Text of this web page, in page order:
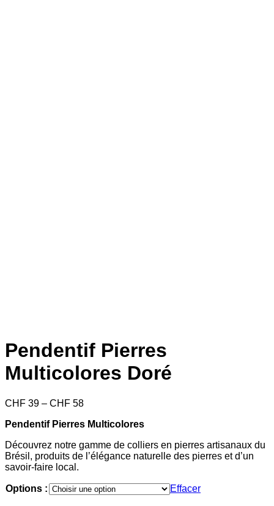
Pendentif Pierres
Multicolores Doré
CHF 39 – CHF 58Price
CHF 39
CHF 58
Pendentif Pierres Multicolores
Découvrez notre gamme de colliers en pierres artisanaux du
Brésil, produits de l’élégance naturelle des pierres et d’un
savoir-faire local.
Options : Effacer